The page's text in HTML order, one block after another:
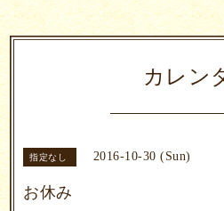
カレン
指定なし 2016-10-30 (Sun)
お休み